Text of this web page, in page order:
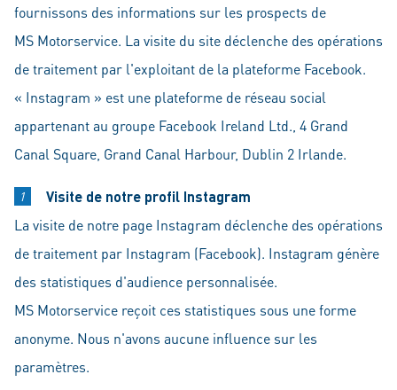
fournissons des informations sur les prospects de
MS Motorservice. La visite du site déclenche des opérations
de traitement par l'exploitant de la plateforme Facebook.
« Instagram » est une plateforme de réseau social
appartenant au groupe Facebook Ireland Ltd., 4 Grand
Canal Square, Grand Canal Harbour, Dublin 2 Irlande.
Visite de notre profil Instagram
La visite de notre page Instagram déclenche des opérations
de traitement par Instagram (Facebook). Instagram génère
des statistiques d'audience personnalisée.
MS Motorservice reçoit ces statistiques sous une forme
anonyme. Nous n'avons aucune influence sur les
paramètres.